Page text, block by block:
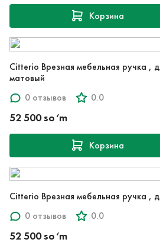
Корзина
Citterio Врезная мебельная ручка ,
матовый
0 отзывов
0.0
52 500 so‘m
Корзина
Citterio Врезная мебельная ручка ,
0 отзывов
0.0
52 500 so‘m